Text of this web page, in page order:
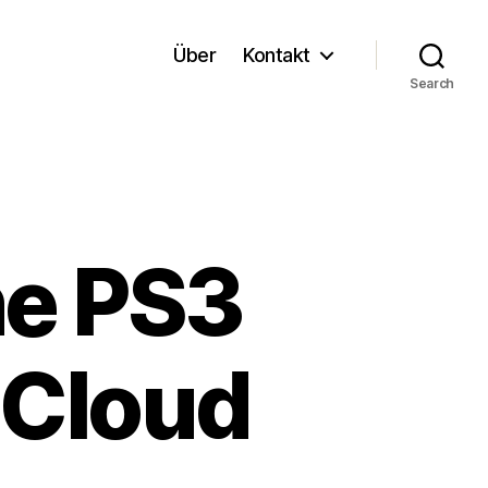
Über Kontakt
Search
PS3